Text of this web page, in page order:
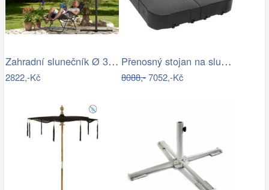
Zahradní slunečník Ø 330 cm D2557…
2822,-Kč
Přenosný stojan na slunečník Dekorhome
8088,-7052,-Kč